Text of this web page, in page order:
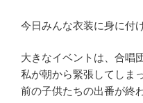
今日みんな衣装に身に付
大きなイベントは、合唱
私が朝から緊張してしま
前の子供たちの出番が終